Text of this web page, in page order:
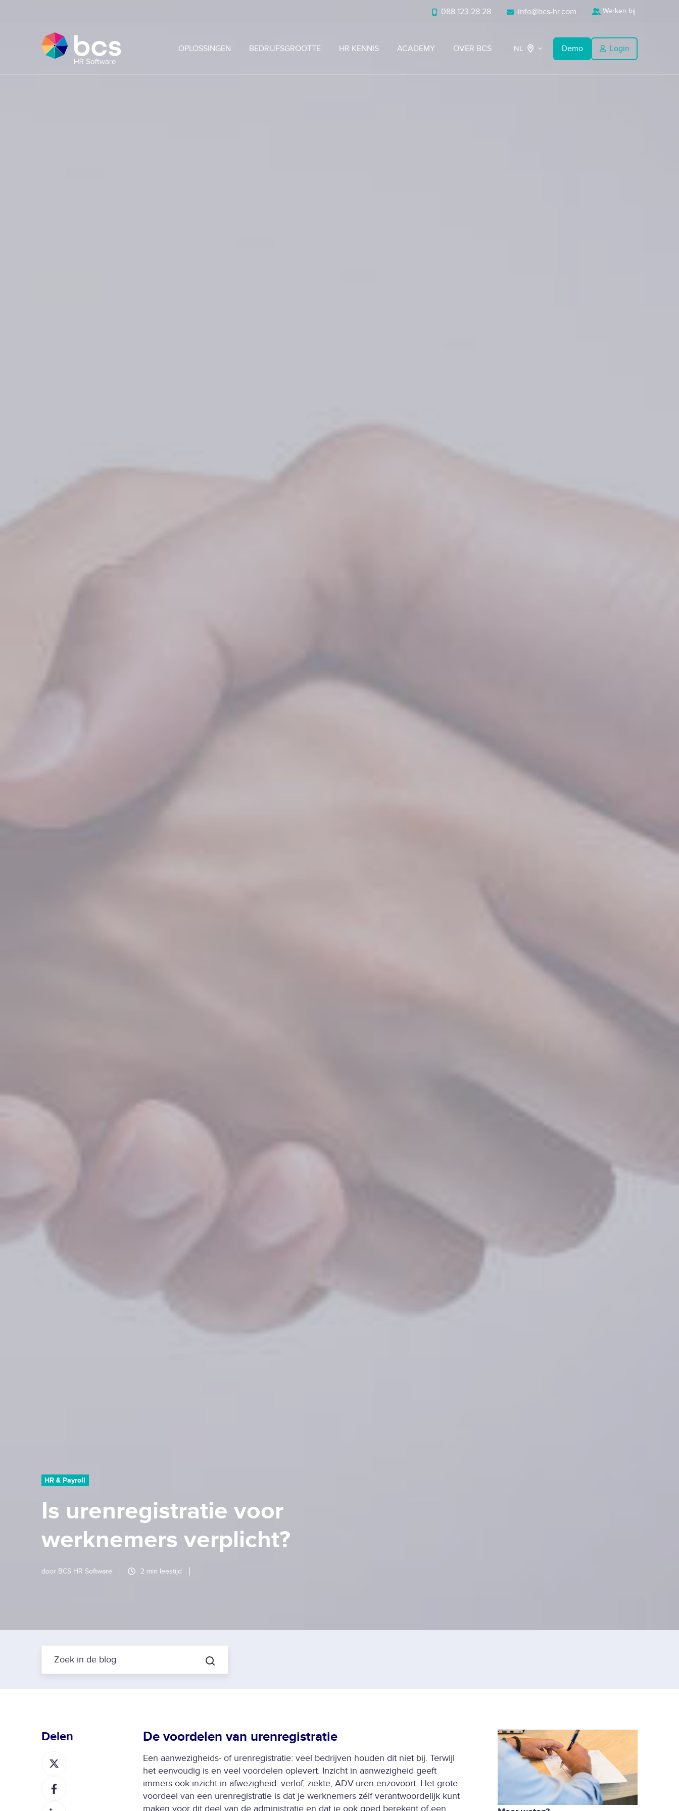
088 123 28 28 info@bcs-hr.com Werken bij
OPLOSSINGEN BEDRIJFSGROOTTE HR KENNIS ACADEMY OVER BCS NL Demo Login
HR & Payroll
Is urenregistratie voor
werknemers verplicht?
door BCS HR Software 2 min leestijd
De voordelen van urenregistratie
Een aanwezigheids- of urenregistratie: veel bedrijven houden dit niet bij. Terwijl
het eenvoudig is en veel voordelen oplevert. Inzicht in aanwezigheid geeft
immers ook inzicht in afwezigheid: verlof, ziekte, ADV-uren enzovoort. Het grote
voordeel van een urenregistratie is dat je werknemers zélf verantwoordelijk kunt
maken voor dit deel van de administratie en dat je ook goed berekent of een
Delen
D
e
e
l
o
D
e
e
D